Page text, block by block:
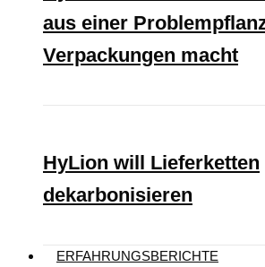
aus einer
Verpackungen macht
HyLion will Lieferketten
dekarbonisieren
ERFAHRUNGSBERICHTE